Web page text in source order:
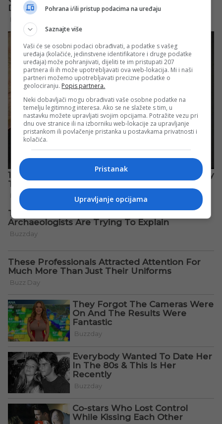
Pohrana i/ili pristup podacima na uređaju
Saznajte više
Vaši će se osobni podaci obrađivati, a podatke s vašeg
uređaja (kolačiće, jedinstvene identifikatore i druge podatke
uređaja) može pohranjivati, dijeliti te im pristupati 207
partnera ili ih može upotrebljavati ova web-lokacija. Mi i naši
partneri možemo upotrebljavati precizne podatke o
geolociranju. Popis partnera.
Neki dobavljači mogu obrađivati vaše osobne podatke na
temelju legitimnog interesa. Ako se ne slažete s tim, u
nastavku možete upravljati svojim opcijama. Potražite vezu pri
dnu ove stranice ili na izborniku web-lokacije za upravljanje
pristankom ili povlačenje pristanka u postavkama privatnosti i
kolačića.
Pristanak
Upravljanje opcijama